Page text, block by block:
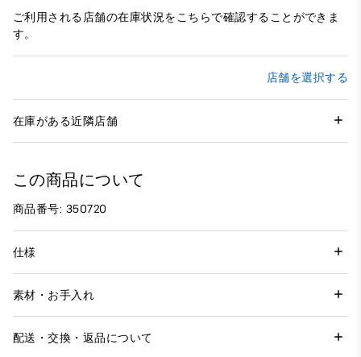
ご利用される店舗の在庫状況をこちらで確認することができま
す。
店舗を選択する
在庫がある近隣店舗
この商品について
商品番号: 350720
仕様
素材・お手入れ
配送・交換・返品について